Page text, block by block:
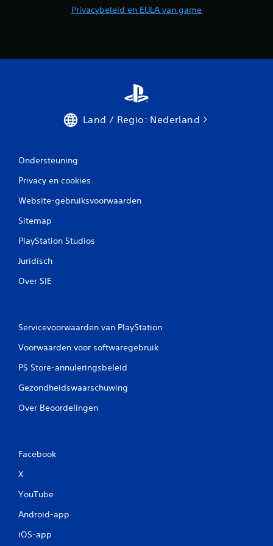
Privacybeleid en EULA van game
Land / Regio: Nederland
Ondersteuning
Privacy en cookies
Website-gebruiksvoorwaarden
Sitemap
PlayStation Studios
Juridisch
Over SIE
Servicevoorwaarden van PlayStation
Voorwaarden voor softwaregebruik
PS Store-annuleringsbeleid
Gezondheidswaarschuwing
Over Beoordelingen
Facebook
X
YouTube
Android-app
iOS-app